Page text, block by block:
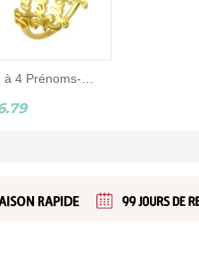
Bague Prénom-1 à 4 Prénoms-Plaqué Or